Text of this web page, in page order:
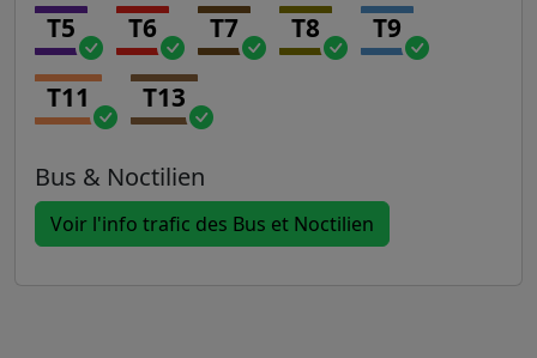
T5 T6 T7 T8 T9
T11 T13
Bus & Noctilien
Voir l'info trafic des Bus et Noctilien